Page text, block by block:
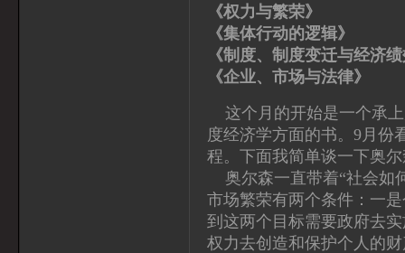
《权力与繁荣
《集体行动的逻辑
《制度、制度变迁与经济
《企业、市场与法
这个月的开始是一个承
度经济学方面的书。9月份
程。下面我简单谈一下奥
奥尔森一直带着“社会如
市场繁荣有两个条件：一
到这两个目标需要政府去
权力去创造和保护个人的